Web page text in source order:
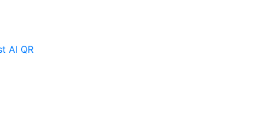
AI QR